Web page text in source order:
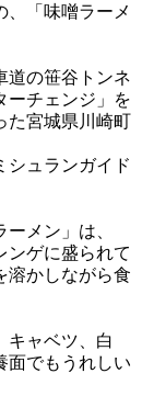
、「味噌ラーメ
の笹谷トンネ
ーチェンジ」を
た宮城県川崎町
ュランガイド
メン」は、
ンゲに盛られて
溶かしながら食
ャベツ、白
面でもうれしい